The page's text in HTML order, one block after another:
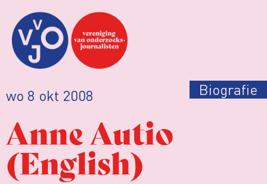
wo 8 okt 2008 Biografie
Anne Autio
(English)